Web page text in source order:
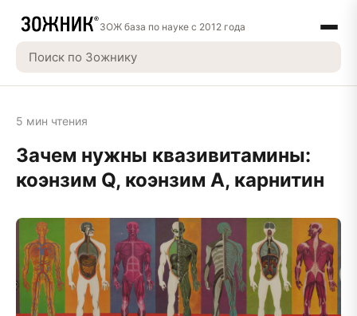
ЗОЖ база по науке с 2012 года
5 мин чтения
Зачем нужны квазивитамины:
коэнзим Q, коэнзим А, карнитин